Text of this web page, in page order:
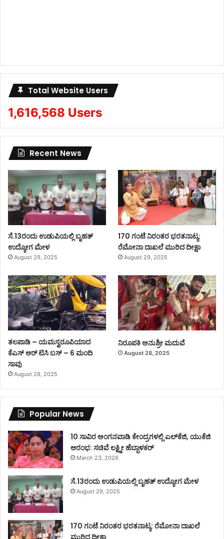
Total Website Users
1,616,568 Users
Recent News
ಸೆ.13ರಂದು ಉಡುಪಿಯಲ್ಲಿ ಬೃಹತ್
ಉದ್ಯೋಗ ಮೇಳ
August 29, 2025
170 ಗಂಟೆ ನಿರಂತರ ಭರತನಾಟ್ಯ:
ರೆಮೋನಾ ದಾಖಲೆ ಮುರಿದ ದೀಕ್ಷಾ
August 29, 2025
ತಲಪಾಡಿ – ಯಮಸ್ವರೂಪಿಯಾದ
ಕೆಎಸ್ ಆರ್ ಟಿಸಿ ಬಸ್ – 6 ಮಂದಿ
ಸಾವು
August 28, 2025
ನಿರೂಪಕಿ ಅನುಶ್ರೀ ಮದುವೆ
August 28, 2025
Popular News
10 ಸಾವಿರ ಅಂಗನವಾಡಿ ಕೇಂದ್ರಗಳಲ್ಲಿ ಎಲ್‌ಕೆಜಿ, ಯುಕೆಜಿ
ಆರಂಭ: ಸಚಿವೆ ಲಕ್ಷ್ಮೀ ಹೆಬ್ಬಾಳಕರ್
March 23, 2026
ಸೆ.13ರಂದು ಉಡುಪಿಯಲ್ಲಿ ಬೃಹತ್ ಉದ್ಯೋಗ ಮೇಳ
August 29, 2025
170 ಗಂಟೆ ನಿರಂತರ ಭರತನಾಟ್ಯ: ರೆಮೋನಾ ದಾಖಲೆ
ಮುರಿದ ದೀಕ್ಷಾ